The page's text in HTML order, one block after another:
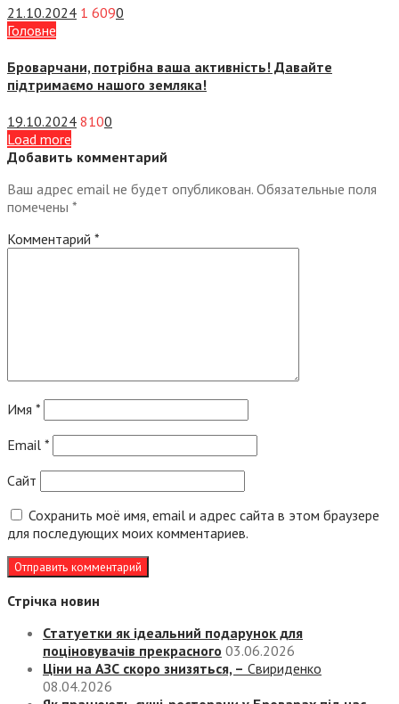
21.10.2024 1 6090
Головне
Броварчани, потрібна ваша активність! Давайте
підтримаємо нашого земляка!
19.10.2024 8100
Load more
Добавить комментарий
Ваш адрес email не будет опубликован. Обязательные поля
помечены *
Комментарий *
Имя *
Email *
Сайт
Сохранить моё имя, email и адрес сайта в этом браузере
для последующих моих комментариев.
Стрічка новин
Статуетки як ідеальний подарунок для
поціновувачів прекрасного 03.06.2026
Ціни на АЗС скоро знизяться, – Свириденко
08.04.2026